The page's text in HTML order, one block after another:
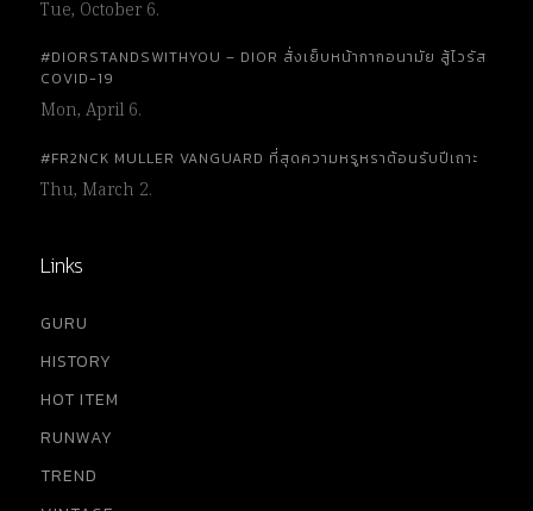
Tue, October 6.
#DIORSTANDSWITHYOU – DIOR สั่งเย็บหน้ากากอนามัย สู้ไวรัส
COVID-19
Mon, April 6.
#FR2NCK MULLER VANGUARD ที่สุดความหรูหราต้อนรับปีเถาะ
Thu, March 2.
Links
GURU
HISTORY
HOT ITEM
RUNWAY
TREND